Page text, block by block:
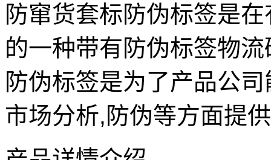
防窜货套标防伪标签是
的一种带有防伪标签物
防伪标签是为了产品公
市场分析,防伪等方面提